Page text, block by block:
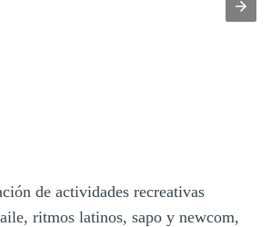
de actividades recreativas
ritmos latinos, sapo y newcom,